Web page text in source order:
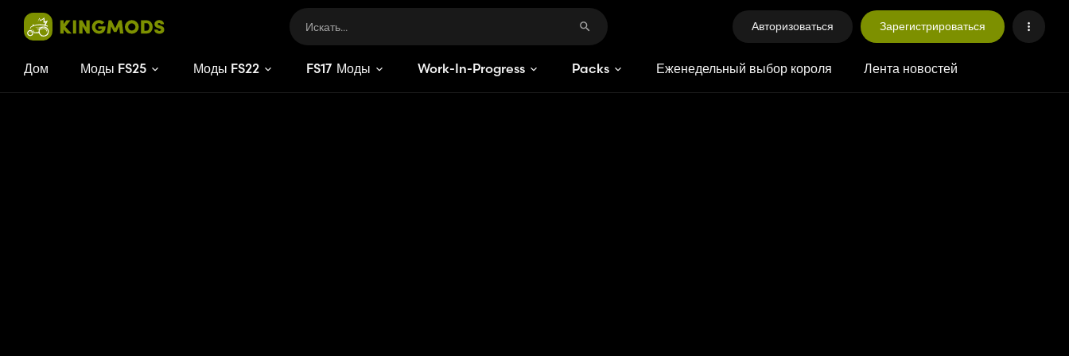
Авторизоваться Зарегистрироваться
Дом Моды FS25 Моды FS22 FS17 Моды Work-In-Progress Packs Еженедельный выбор короля Лента новостей